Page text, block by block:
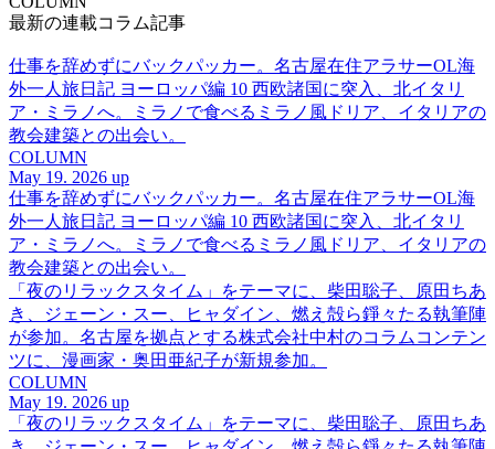
最新の連載コラム記事
仕事を辞めずにバックパッカー。名古屋在住アラサーOL海
外一人旅日記 ヨーロッパ編 10 西欧諸国に突入、北イタリ
ア・ミラノへ。ミラノで食べるミラノ風ドリア、イタリアの
教会建築との出会い。
COLUMN
May 19. 2026 up
仕事を辞めずにバックパッカー。名古屋在住アラサーOL海
外一人旅日記 ヨーロッパ編 10 西欧諸国に突入、北イタリ
ア・ミラノへ。ミラノで食べるミラノ風ドリア、イタリアの
教会建築との出会い。
「夜のリラックスタイム」をテーマに、柴田聡子、原田ちあ
き、ジェーン・スー、ヒャダイン、燃え殻ら錚々たる執筆陣
が参加。名古屋を拠点とする株式会社中村のコラムコンテン
ツに、漫画家・奥田亜紀子が新規参加。
COLUMN
May 19. 2026 up
「夜のリラックスタイム」をテーマに、柴田聡子、原田ちあ